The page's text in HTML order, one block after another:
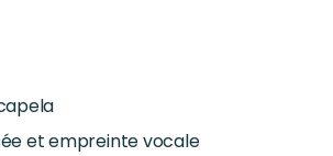
et empreinte vocale